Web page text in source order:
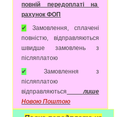
повній передоплаті на
рахунок ФОП
✔ Замовлення, сплачені
повністю, відправляються
швидше замовлень з
післяплатою
✔ Замовлення з
післяплатою
відправляються
лише
Новою Поштою